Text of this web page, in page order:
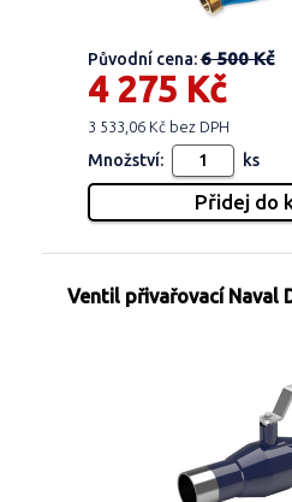
Původní cena:6 500 Kč
4 275 Kč
3 533,06 Kč bez DPH
Množství: ks
Ventil přivařovací Naval